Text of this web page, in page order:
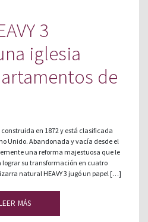
3
iglesia
de
en 1872 y está clasificada
Unido. Abandonada y vacía desde el
una reforma majestuosa que le
su transformación en cuatro
natural HEAVY 3 jugó un papel […]
MÁS